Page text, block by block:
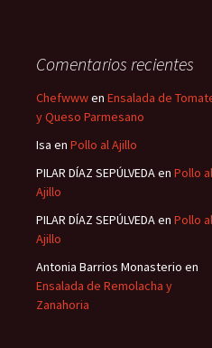
Comentarios recientes
Chefwwwen Ensalada de
y Queso Parmesano
Isa en Pollo al Ajillo
PILAR DÍAZ SEPÚLVEDAen Pollo al
Ajillo
PILAR DÍAZ SEPÚLVEDAen Pollo al
Ajillo
Antonia Barrios Monasterio en
Ensalada de Remolacha y
Zanahoria